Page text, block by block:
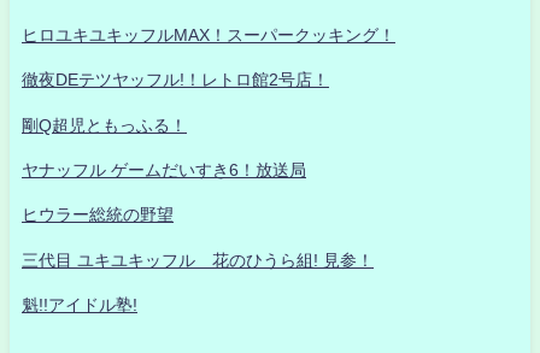
ヒロユキユキッフルMAX！スーパークッキング！
徹夜DEテツヤッフル!！レトロ館2号店！
剛Q超児ともっふる！
ヤナッフル ゲームだいすき6！放送局
ヒウラー総統の野望
三代目 ユキユキッフル 花のひうら組! 見参！
魁!!アイドル塾!